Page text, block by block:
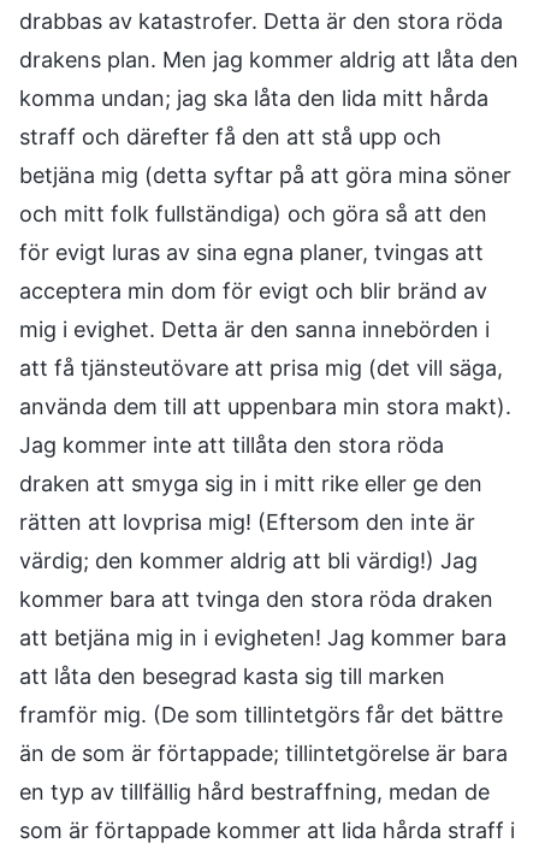
drabbas av katastrofer. Detta är den stora röda
drakens plan. Men jag kommer aldrig att låta den
komma undan; jag ska låta den lida mitt hårda
straff och därefter få den att stå upp och
betjäna mig (detta syftar på att göra mina söner
och mitt folk fullständiga) och göra så att den
för evigt luras av sina egna planer, tvingas att
acceptera min dom för evigt och blir bränd av
mig i evighet. Detta är den sanna innebörden i
att få tjänsteutövare att prisa mig (det vill säga,
använda dem till att uppenbara min stora makt).
Jag kommer inte att tillåta den stora röda
draken att smyga sig in i mitt rike eller ge den
rätten att lovprisa mig! (Eftersom den inte är
värdig; den kommer aldrig att bli värdig!) Jag
kommer bara att tvinga den stora röda draken
att betjäna mig in i evigheten! Jag kommer bara
att låta den besegrad kasta sig till marken
framför mig. (De som tillintetgörs får det bättre
än de som är förtappade; tillintetgörelse är bara
en typ av tillfällig hård bestraffning, medan de
som är förtappade kommer att lida hårda straff i